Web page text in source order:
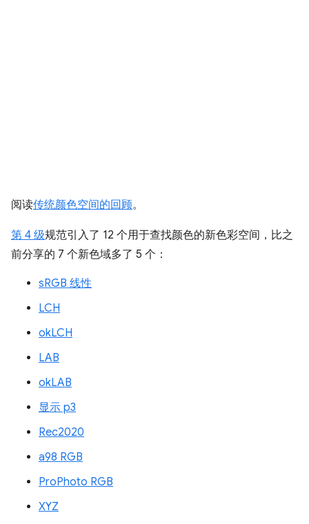
阅读传统颜色空间的回顾。
第 4 级规范引入了 12 个用于查找颜色的新色彩空间，比之
前分享的 7 个新色域多了 5 个：
sRGB 线性
LCH
okLCH
LAB
okLAB
显示 p3
Rec2020
a98 RGB
ProPhoto RGB
XYZ